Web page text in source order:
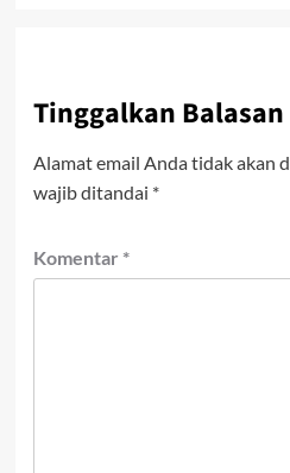
Tinggalkan Balasan
Alamat email Anda tidak akan
wajib ditandai *
Komentar *